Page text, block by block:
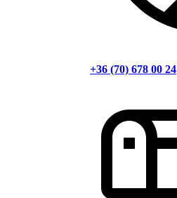
+36 (70) 678 00 24